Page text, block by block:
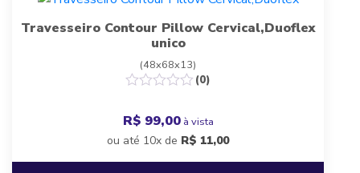
Travesseiro Contour Pillow Cervical,Duoflex
unico
(48x68x13)
(0)
R$ 99,00à vista
ou até 10x de R$ 11,00